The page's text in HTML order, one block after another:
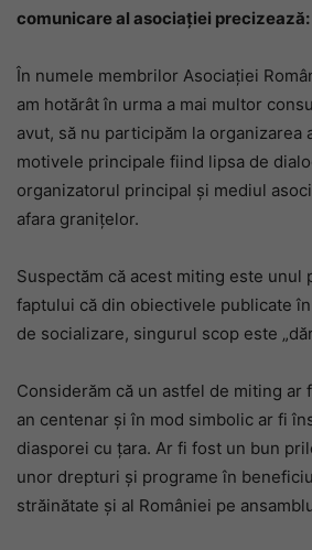
comunicare al asociației precizează:
În numele membrilor Asociaţiei
am hotărât în urma a mai multor
avut, să nu participăm la organizarea
motivele principale fiind lipsa de
organizatorul principal şi mediul
afara graniţelor.
Suspectăm că acest miting este unul
faptului că din obiectivele publicate
de socializare, singurul scop este
Considerăm că un astfel de miting ar
an centenar şi în mod simbolic ar fi
diasporei cu ţara. Ar fi fost un bun
unor drepturi şi programe în
străinătate şi al României pe